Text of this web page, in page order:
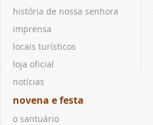
história de nossa senhora
imprensa
locais turísticos
loja oficial
notícias
novena e festa
o santuário